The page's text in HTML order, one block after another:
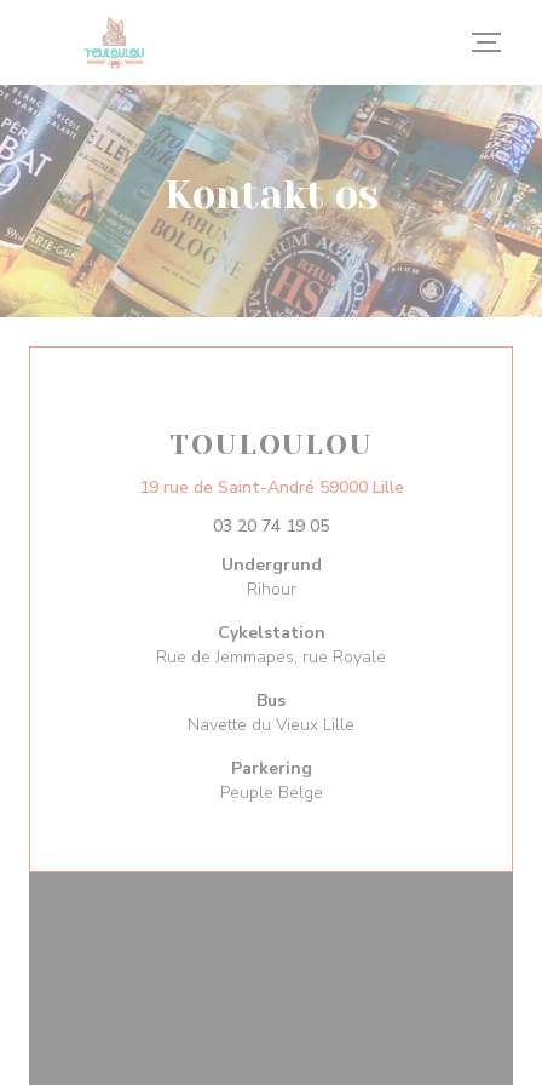
CCookie-styringspanel
Kontakt os
TOULOULOU
19 rue de Saint-André 59000 Lille((åbner i et nyt
03 20 74 19 05
Undergrund
Rihour
Cykelstation
Rue de Jemmapes, rue Royale
Bus
Navette du Vieux Lille
Parkering
Peuple Belge